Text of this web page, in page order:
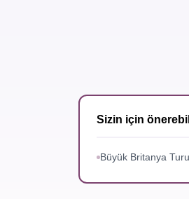
kuzeyindeki
karşılaşabilirsiniz.
Sizin için
Büyük Britanya Turu